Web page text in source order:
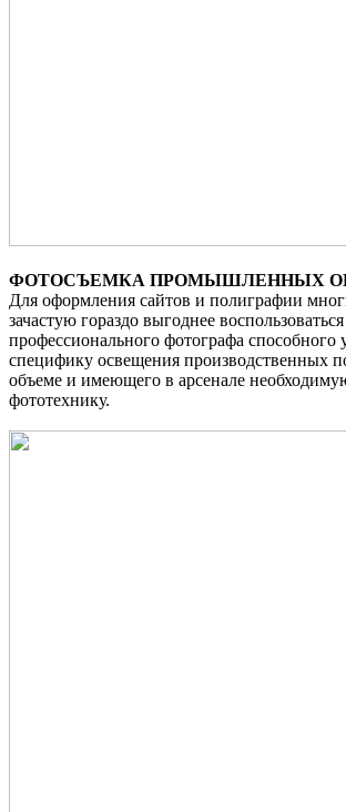
ФОТОСЪЕМКА ПРОМЫШЛЕННЫХ
Для оформления сайтов и полиграфии
зачастую гораздо выгоднее
профессионального фотографа способного
специфику освещения производственных
объеме и имеющего в арсенале
фототехнику.